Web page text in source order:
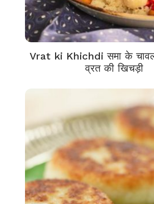
Vrat ki Khichdi समा के
व्रत की खिचड़ी